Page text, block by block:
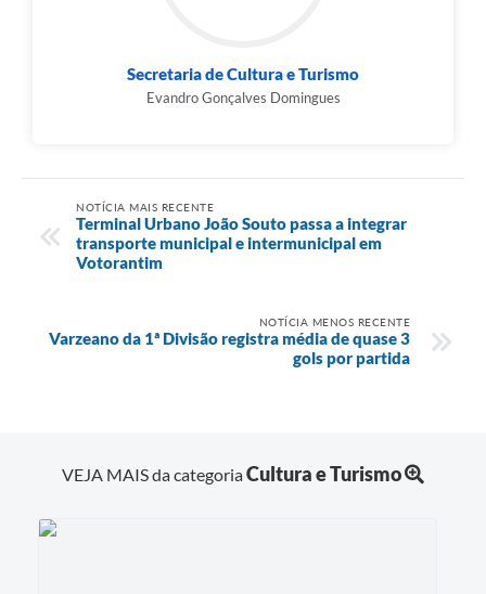
Secretaria de Cultura e Turismo
Evandro Gonçalves Domingues
NOTÍCIA MAIS RECENTE
Terminal Urbano João Souto passa a integrar
transporte municipal e intermunicipal em
Votorantim
NOTÍCIA MENOS RECENTE
Varzeano da 1ª Divisão registra média de quase 3
gols por partida
VEJA MAIS da categoriaCultura e Turismo